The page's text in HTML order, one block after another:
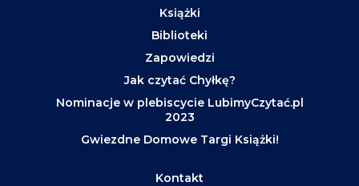
Książki
Biblioteki
Zapowiedzi
Jak czytać Chyłkę?
Nominacje w plebiscycie LubimyCzytać.pl
2023
Gwiezdne Domowe Targi Książki!
Kontakt